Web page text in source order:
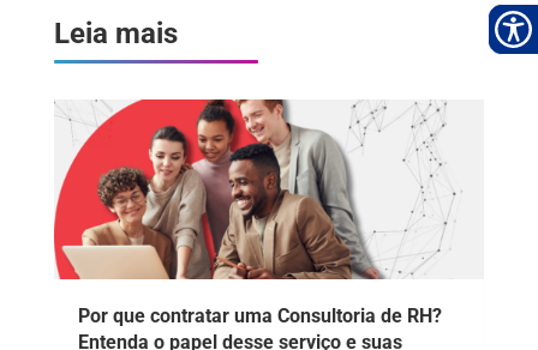
Leia mais
Por que contratar uma Consultoria de RH?
Entenda o papel desse serviço e suas